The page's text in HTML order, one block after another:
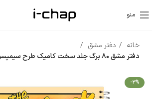
منو
خانه
دفتر مشق
دفتر مشق 80 برگ جلد سخت کامیک طرح سیمپسون ها کد 329
-3%